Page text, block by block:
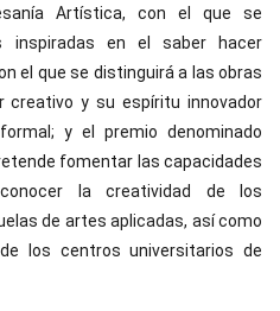
Artística, con el que se
inspiradas en el saber hacer
el que se distinguirá a las obras
y su espíritu innovador
y el premio denominado
fomentar las capacidades
la creatividad de los
de artes aplicadas, así como
los centros universitarios de